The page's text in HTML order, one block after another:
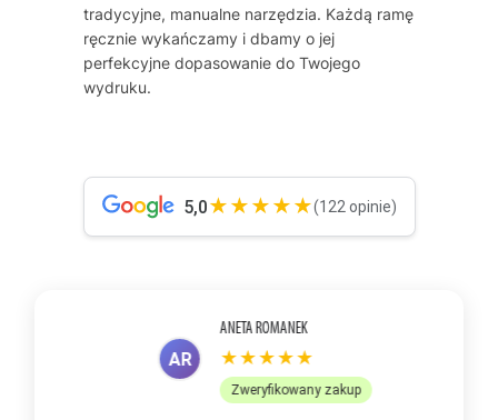
tradycyjne, manualne narzędzia. Każdą ramę
ręcznie wykańczamy i dbamy o jej
perfekcyjne dopasowanie do Twojego
wydruku.
5,0★★★★★(122 opinie)
★★★★★
Zweryfikowany zakup